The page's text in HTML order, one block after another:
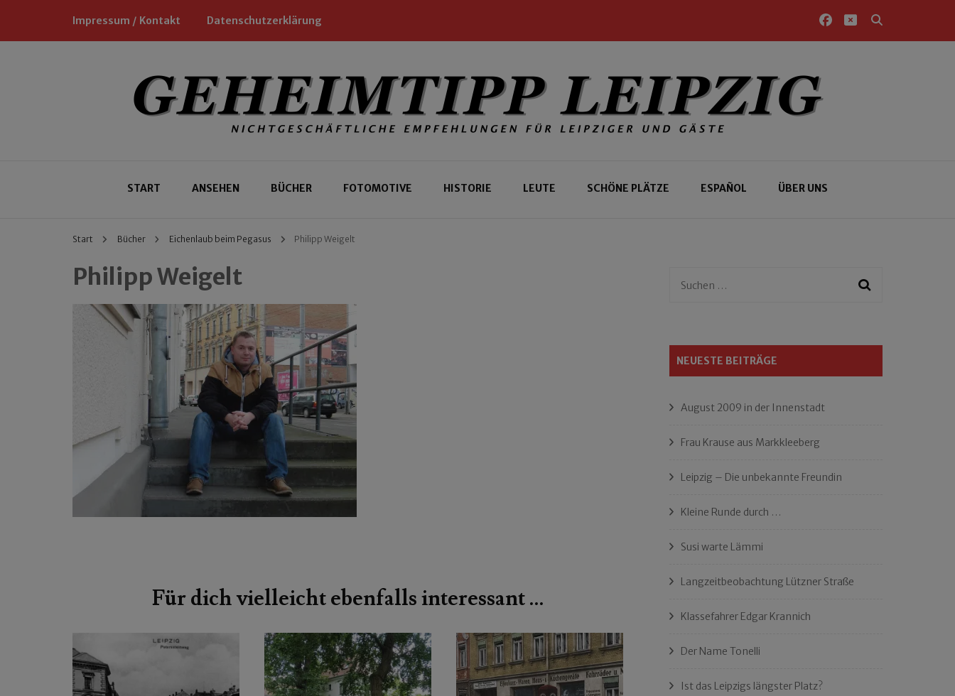
Impressum / Kontakt Datenschutzerklärung
Geheimtipp Leipzig
START ANSEHEN BÜCHER FOTOMOTIVE HISTORIE LEUTE SCHÖNE PLÄTZE ESPAÑOL ÜBER UNS
Start Bücher Eichenlaub beim Pegasus Philipp Weigelt
Philipp Weigelt
Für dich vielleicht ebenfalls interessant …
Suchen
NEUESTE BEITRÄGE
August 2009 in der Innenstadt
Frau Krause aus Markkleeberg
Leipzig – Die unbekannte Freundin
Kleine Runde durch …
Susi warte Lämmi
Langzeitbeobachtung Lützner Straße
Klassefahrer Edgar Krannich
Der Name Tonelli
Ist das Leipzigs längster Platz?